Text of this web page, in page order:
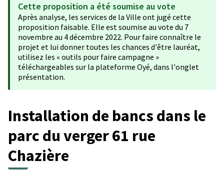
Cette proposition a été soumise au vote
Après analyse, les services de la Ville ont jugé cette
proposition faisable. Elle est soumise au vote du 7
novembre au 4 décembre 2022. Pour faire connaître le
projet et lui donner toutes les chances d'être lauréat,
utilisez les « outils pour faire campagne »
téléchargeables sur la plateforme Oyé, dans l'onglet
présentation.
Installation de bancs dans le
parc du verger 61 rue
Chazière